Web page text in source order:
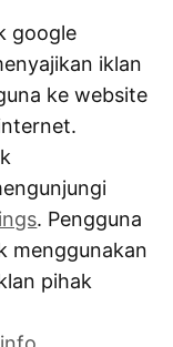
google
iklan
ke website
. Pengguna
menggunakan
pihak